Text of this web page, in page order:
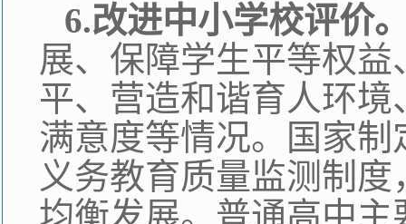
6.改进中小学校评价
展、保障学生平等权
平、营造和谐育人环
满意度等情况。国家
义务教育质量监测制
均衡发展。普通高中